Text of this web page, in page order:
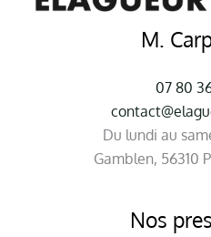
M.
07 80
Du lundi au
Gamblen, 56310
Nos